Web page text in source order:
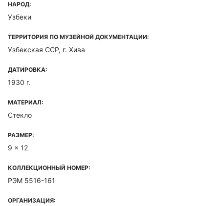
НАРОД:
Узбеки
ТЕРРИТОРИЯ ПО МУЗЕЙНОЙ ДОКУМЕНТАЦИИ:
Узбекская ССР, г. Хива
ДАТИРОВКА:
1930 г.
МАТЕРИАЛ:
Стекло
РАЗМЕР:
9 x 12
КОЛЛЕКЦИОННЫЙ НОМЕР:
РЭМ 5516-161
ОРГАНИЗАЦИЯ: